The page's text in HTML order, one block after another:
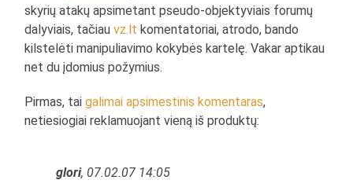
skyrių atakų apsimetant pseudo-objektyviais forumų
dalyviais, tačiauvz.lt komentatoriai, atrodo, bando
kilstelėti manipuliavimo kokybės kartelę. Vakar aptikau
net du įdomius požymius.
Pirmas, taigalimai apsimestinis komentaras,
netiesiogiai reklamuojant vieną iš produktų:
glori, 07.02.07 14:05